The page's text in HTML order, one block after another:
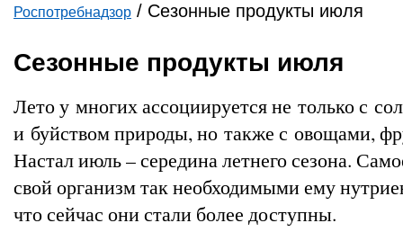
Роспотребнадзор / Сезонные продукты июля
Сезонные продукты июля
Лето у многих ассоциируется не только с
и буйством природы, но также с овощами,
Настал июль – середина летнего сезона.
свой организм так необходимыми ему
что сейчас они стали более доступны.